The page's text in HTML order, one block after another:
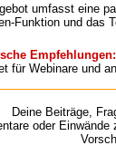
umfasst eine
Funktion und das
Empfehlungen:
für Webinare und
Deine Beiträge,
oder Einwände